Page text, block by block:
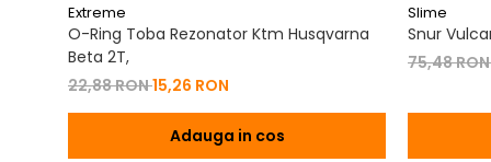
Extreme
O-Ring Toba Rezonator Ktm Husqvarna
Beta 2T,
22,88 RON15,26 RON
Adauga in cos
Slime
Snur
75,48